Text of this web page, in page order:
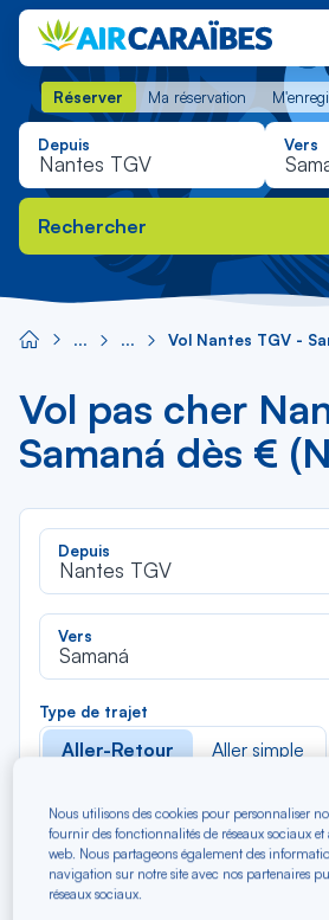
Réserver Ma réservation
Réserver Ma réservation
Depuis Vers
Rechercher
Vol Nantes TGV -
Vol pas cher
Samaná dès €
Depuis
Nantes TGV
Vers
Samaná
Type de trajet
Aller-Retour Aller simple
Filtrer
AOÛ 2026
Nous utilisons des cookies pour personnaliser
fournir des fonctionnalités de réseaux sociaux
web. Nous partageons également des
navigation sur notre site avec nos partenaires
réseaux sociaux.